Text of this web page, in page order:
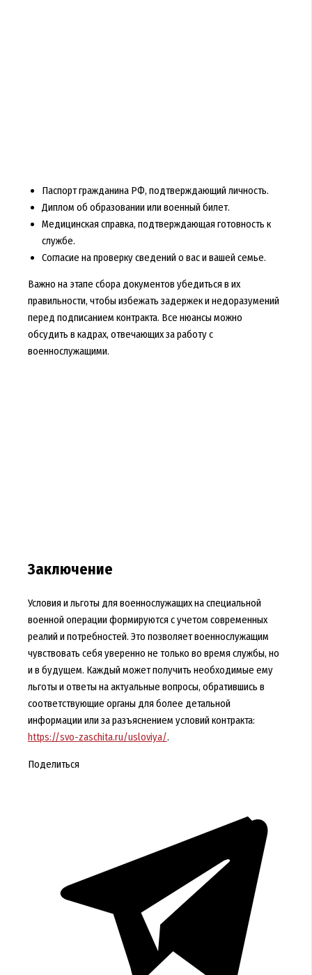
Паспорт гражданина РФ, подтверждающий личность.
Диплом об образовании или военный билет.
Медицинская справка, подтверждающая готовность к
службе.
Согласие на проверку сведений о вас и вашей семье.
Важно на этапе сбора документов убедиться в их
правильности, чтобы избежать задержек и недоразумений
перед подписанием контракта. Все нюансы можно
обсудить в кадрах, отвечающих за работу с
военнослужащими.
Заключение
Условия и льготы для военнослужащих на специальной
военной операции формируются с учетом современных
реалий и потребностей. Это позволяет военнослужащим
чувствовать себя уверенно не только во время службы, но
и в будущем. Каждый может получить необходимые ему
льготы и ответы на актуальные вопросы, обратившись в
соответствующие органы для более детальной
информации или за разъяснением условий контракта:
https://svo-zaschita.ru/usloviya/.
Поделиться